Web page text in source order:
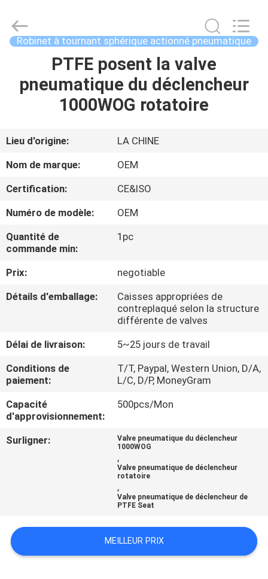
APERÇU
PRODUITS
VIDÉOS
PROPOS
DE
NOUS
VISITE
D'USINE
CONTRÔLE
LA
QUALITÉ
CONTACT
DE
SOUMISSION
Road
Enterprise
Management
Services
Reserved.
Robinet à tournant sphérique actionné pneumatique
PTFE posent la valve
pneumatique du déclencheur
1000WOG rotatoire
Lieu d'origine:
LA CHINE
Nom de marque:
OEM
Certification:
CE&ISO
Numéro de modèle:
OEM
Quantité de
commande min:
1pc
Prix:
negotiable
Détails d'emballage:
Caisses appropriées de
contreplaqué selon la structure
différente de valves
Délai de livraison:
5~25 jours de travail
Conditions de
paiement:
T/T, Paypal, Western Union, D/A,
L/C, D/P, MoneyGram
Capacité
d'approvisionnement:
500pcs/Mon
Surligner:
Valve pneumatique du déclencheur
1000WOG
,
Valve pneumatique de déclencheur
rotatoire
,
Valve pneumatique de déclencheur de
PTFE Seat
MEILLEUR PRIX